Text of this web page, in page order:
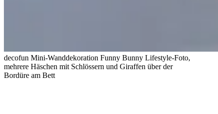
decofun Mini-Wanddekoration Funny Bunny Lifestyle-Foto,
mehrere Häschen mit Schlössern und Giraffen über der
Bordüre am Bett